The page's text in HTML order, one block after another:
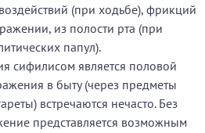
(при ходьбе), фрикций
из полости рта (при
папул).
сифилисом является половой
в быту (через предметы
встречаются нечасто. Без
представляется возможным